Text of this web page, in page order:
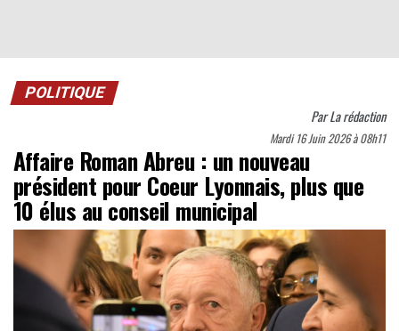
POLITIQUE
ParLa rédaction
Mardi 16 Juin 2026 à 08h11
Affaire Roman Abreu : un nouveau
président pour Coeur Lyonnais, plus que
10 élus au conseil municipal